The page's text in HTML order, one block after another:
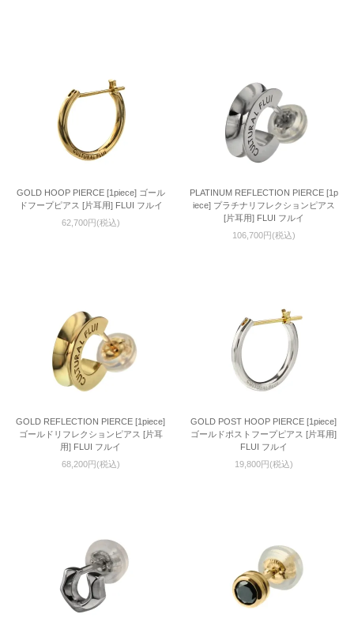
GOLD HOOP PIERCE [1piece] ゴール
ドフープピアス [片耳用] FLUI フルイ
62,700円(税込)
PLATINUM REFLECTION PIERCE [1p
iece] プラチナリフレクションピアス
[片耳用] FLUI フルイ
106,700円(税込)
GOLD REFLECTION PIERCE [1piece]
ゴールドリフレクションピアス [片耳
用] FLUI フルイ
68,200円(税込)
GOLD POST HOOP PIERCE [1piece]
ゴールドポストフープピアス [片耳用]
FLUI フルイ
19,800円(税込)